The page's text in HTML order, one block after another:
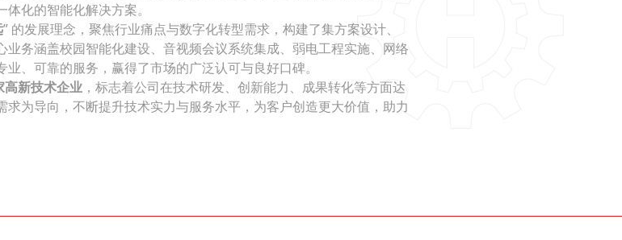
化的智能化解决方案。
” 的发展理念，聚焦行业痛点与数字化转型需求，构建了集方案设计、
务涵盖校园智能化建设、音视频会议系统集成、弱电工程实施、网络
、可靠的服务，赢得了市场的广泛认可与良好口碑。
高新技术企业 ，标志着公司在技术研发、创新能力、成果转化等方面达
为导向，不断提升技术实力与服务水平，为客户创造更大价值，助力